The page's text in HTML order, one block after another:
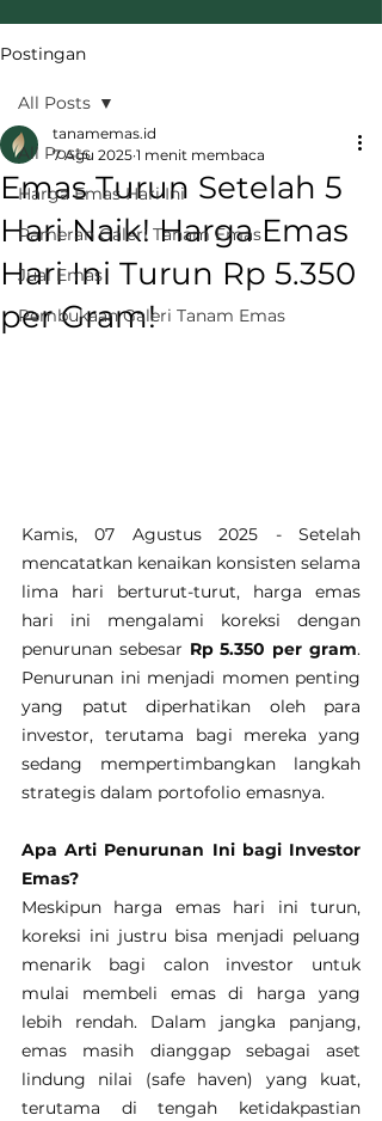
Postingan
All Posts
Harga Emas Hari Ini
Pameran Galeri Tanam Emas
Jual Emas
Pembukaan Galeri Tanam Emas
All Posts
Emas Turun Setelah 5
Hari Naik! Harga Emas
Hari Ini Turun Rp 5.350
per Gram!
tanamemas.id
7 Agu 2025 1 menit membaca
Kamis, 07 Agustus 2025 - Setelah
mencatatkan kenaikan konsisten selama
lima hari berturut-turut, harga emas
hari ini mengalami koreksi dengan
penurunan sebesar Rp 5.350 per gram.
Penurunan ini menjadi momen penting
yang patut diperhatikan oleh para
investor, terutama bagi mereka yang
sedang mempertimbangkan langkah
strategis dalam portofolio emasnya.
Apa Arti Penurunan Ini bagi Investor
Emas?
Meskipun harga emas hari ini turun,
koreksi ini justru bisa menjadi peluang
menarik bagi calon investor untuk
mulai membeli emas di harga yang
lebih rendah. Dalam jangka panjang,
emas masih dianggap sebagai aset
lindung nilai (safe haven) yang kuat,
terutama di tengah ketidakpastian